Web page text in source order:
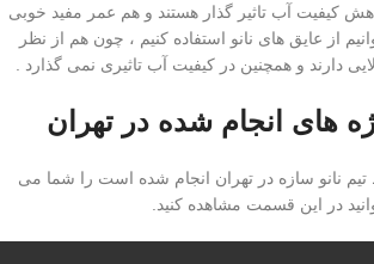
کیفیت آب تاثیر گذار هستند و هم عمر مفید خوبی
از عایق های نانو استفاده کنیم ، چون هم از نظر
دارند و همچنین در کیفیت آب تاثیری نمی گذارد .
های انجام شده در تهران
نانو سازه در تهران انجام شده است را شما می
در این قسمت مشاهده کنید.